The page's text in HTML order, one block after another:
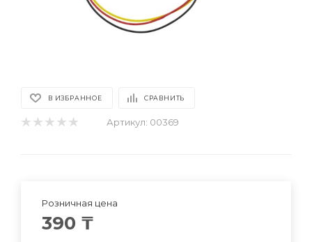
В ИЗБРАННОЕ СРАВНИТЬ
Артикул: 00369
Розничная цена
390 ₸